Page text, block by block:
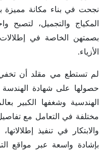
نجحت في بناء مكانة مميزة
المكياج والتجميل، لتصبح
بصمتهن الخاصة في
الأزياء.
لم تستطع مي مقلد أن
حصولها على شهادة
الهندسية وشغفها الكبير
مختلفة في التعامل مع
والابتكار في تنفيذ
بإشادة واسعة عبر مواقع